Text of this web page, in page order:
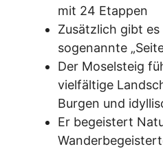
mit 24 Etappen
Zusätzlich gibt
sogenannte
Der Moselsteig
vielfältige
Burgen und
Er begeistert